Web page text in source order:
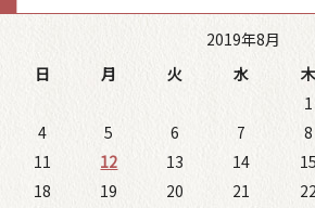
2019年8月
日
月 火 水 木
1
4
5 6 7 8
11
12 13 14 15
18
19 20 21 22